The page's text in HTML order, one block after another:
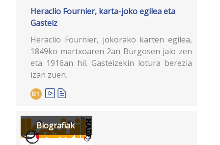
Heraclio Fournier, karta-joko egilea eta
Gasteiz
Heraclio Fournier, jokorako karten egilea,
1849ko martxoaren 2an Burgosen jaio zen
eta 1916an hil. Gasteizekin lotura berezia
izan zuen.
B1
Biografiak